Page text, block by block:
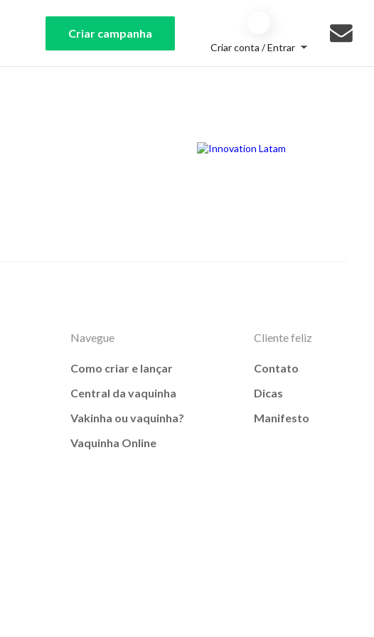
Criar campanha
Criar conta / Entrar
Navegue
Como criar e lançar
Central da vaquinha
Vakinha ou vaquinha?
Vaquinha Online
Cliente feliz
Contato
Dicas
Manifesto